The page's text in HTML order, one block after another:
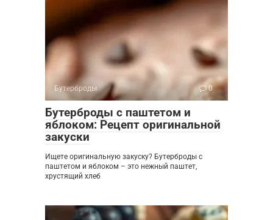
Бутерброды 0
Бутерброды с паштетом и
яблоком: Рецепт оригинальной
закуски
Ищете оригинальную закуску? Бутерброды с
паштетом и яблоком – это нежный паштет,
хрустящий хлеб